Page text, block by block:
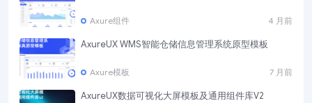
Axure组件 4 月前
AxureUX WMS智能仓储信息管理系统原型模板
Axure模板 7 月前
AxureUX数据可视化大屏模板及通用组件库V2